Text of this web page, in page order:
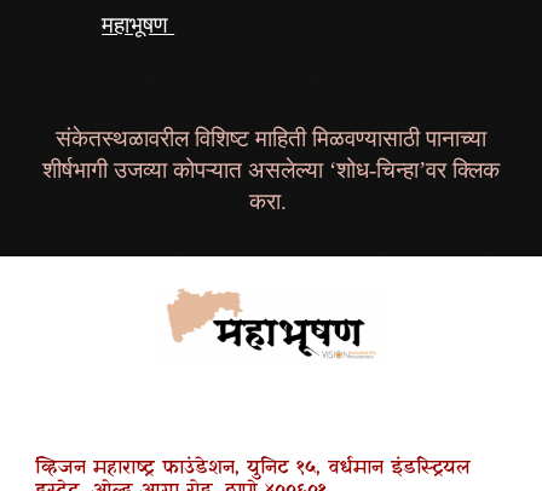
महाभूषण
संकेतस्थळावरील विशिष्ट माहिती मिळवण्यासाठी पानाच्या
शीर्षभागी उजव्या कोपऱ्यात असलेल्या ‘शोध-चिन्हा’वर क्लिक
करा.
व्हिजन महाराष्ट्र फाउंडेशन, युनिट १५, वर्धमान इंडस्ट्रियल